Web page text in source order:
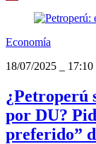
Economía
18/07/2025
17:10
¿Petroperú
por DU?
preferido”